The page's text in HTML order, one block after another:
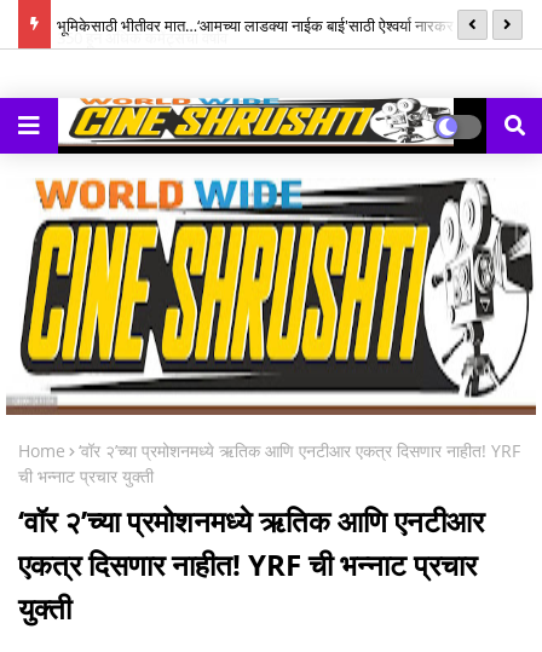
भूमिकेसाठी भीतीवर मात…‘आमच्या लाडक्या नाईक बाई'साठी ऐश्वर्या नारकर यांनी पुन्हा
Home
‘वॉर २’च्या प्रमोशनमध्ये ऋतिक आणि एनटीआर एकत्र दिसणार नाहीत! YRF
ची भन्नाट प्रचार युक्ती
‘वॉर २’च्या प्रमोशनमध्ये ऋतिक आणि एनटीआर
एकत्र दिसणार नाहीत! YRF ची भन्नाट प्रचार
युक्ती